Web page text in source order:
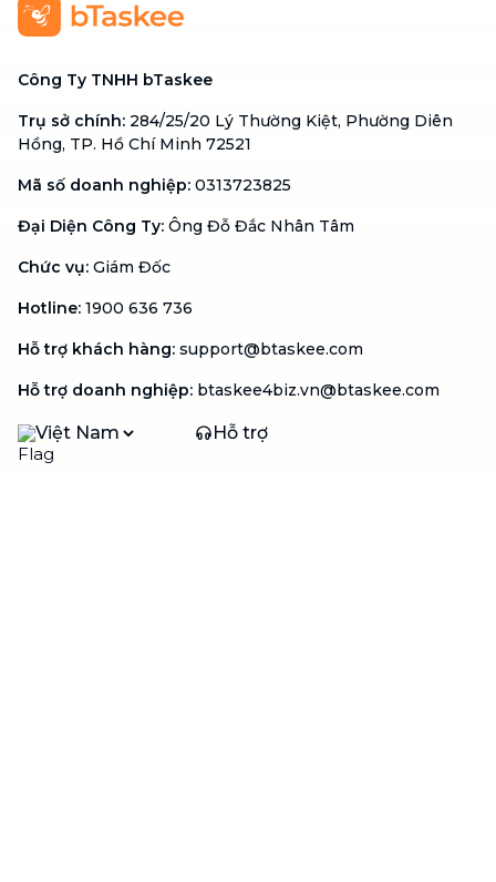
Công Ty TNHH bTaskee
Trụ sở chính: 284/25/20 Lý Thường Kiệt, Phường Diên
Hồng, TP. Hồ Chí Minh 72521
Mã số doanh nghiệp: 0313723825
Đại Diện Công Ty: Ông Đỗ Đắc Nhân Tâm
Chức vụ: Giám Đốc
Hotline: 1900 636 736
Hỗ trợ khách hàng: support@btaskee.com
Hỗ trợ doanh nghiệp: btaskee4biz.vn@btaskee.com
Việt Nam Hỗ trợ